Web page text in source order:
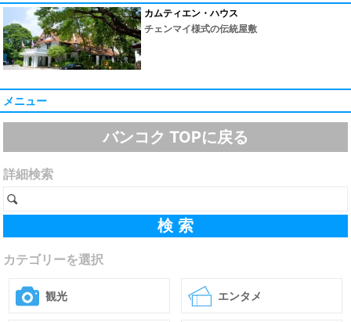
カムティエン・ハウス
チェンマイ様式の伝統屋敷
メニュー
バンコク TOPに戻る
詳細検索
カテゴリーを選択
観光 エンタメ